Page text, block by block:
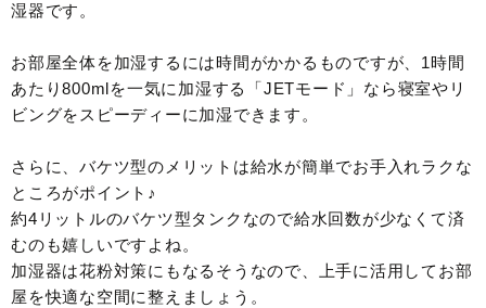
湿器です。
お部屋全体を加湿するには時間がかかるものですが、1時間
あたり800mlを一気に加湿する「JETモード」なら寝室やリ
ビングをスピーディーに加湿できます。
さらに、バケツ型のメリットは給水が簡単でお手入れラクな
ところがポイント♪
約4リットルのバケツ型タンクなので給水回数が少なくて済
むのも嬉しいですよね。
加湿器は花粉対策にもなるそうなので、上手に活用してお部
屋を快適な空間に整えましょう。